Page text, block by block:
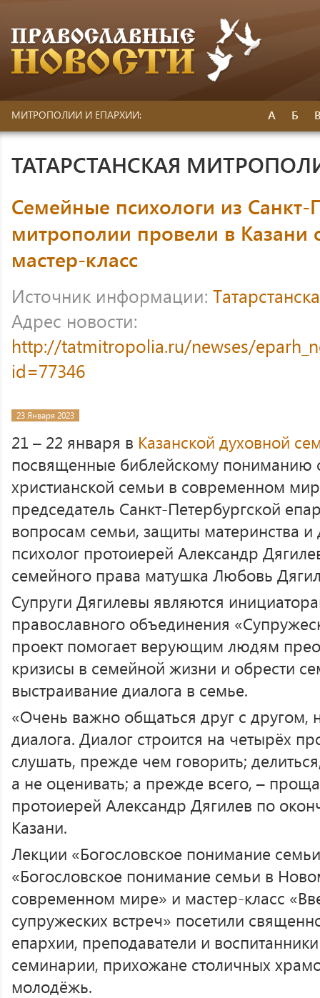
МИТРОПОЛИИ И ЕПАРХИИ: А Б
ТАТАРСТАНСКАЯ
Семейные психологи из Санкт-
митрополии провели в Казани
мастер-класс
Источник информации:
Адрес новости:
http://tatmitropolia.ru/newses/
id=77346
23 Января 2023
21 – 22 января в Казанской духовной
посвященные библейскому пониманию
христианской семьи в современном
председатель Санкт-Петербургской
вопросам семьи, защиты материнства и
психолог протоиерей Александр
семейного права матушка Любовь
Супруги Дягилевы являются
православного объединения
проект помогает верующим людям
кризисы в семейной жизни и обрести
выстраивание диалога в семье.
«Очень важно общаться друг с другом,
диалога. Диалог строится на четырёх
слушать, прежде чем говорить;
а не оценивать; а прежде всего, –
протоиерей Александр Дягилев по
Казани.
Лекции «Богословское понимание
«Богословское понимание семьи в
современном мире» и мастер-класс
супружеских встреч» посетили
епархии, преподаватели и
семинарии, прихожане столичных
молодёжь.